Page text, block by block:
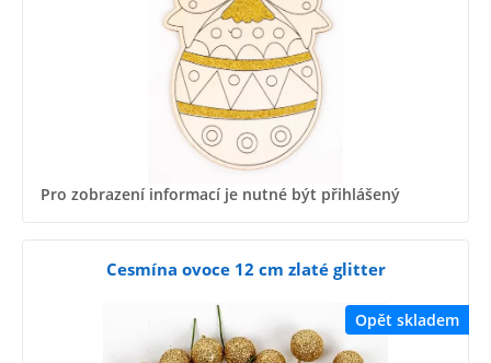
Pro zobrazení informací je nutné být přihlášený
Opět skladem
Cesmína ovoce 12 cm zlaté glitter